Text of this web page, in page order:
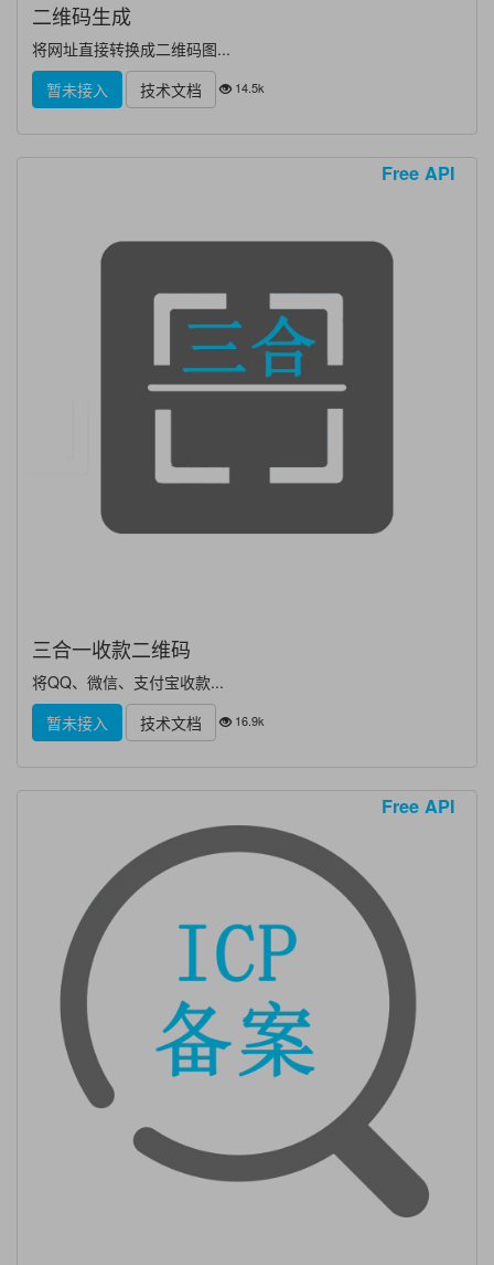
二维码生成
将网址直接转换成二维码图...
暂未接入
技术文档 14.5k
Free API
三合一收款二维码
将QQ、微信、支付宝收款...
暂未接入
技术文档 16.9k
Free API